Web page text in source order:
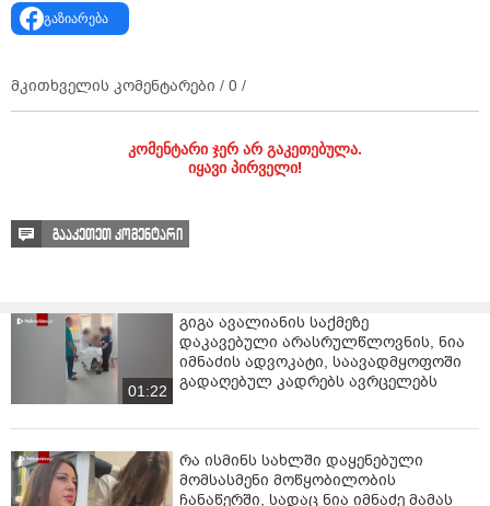
გაზიარება
მკითხველის კომენტარები / 0 /
კომენტარი ჯერ არ გაკეთებულა.
იყავი პირველი!
გააკეთეთ კომენტარი
01:22
გიგა ავალიანის საქმეზე
დაკავებული არასრულწლოვნის, ნია
იმნაძის ადვოკატი, საავადმყოფოში
გადაღებულ კადრებს ავრცელებს
რა ისმინს სახლში დაყენებული
მომსასმენი მოწყობილობის
ჩანაწერში, სადაც ნია იმნაძე მამას